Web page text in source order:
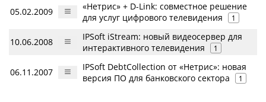
05.02.2009
«Нетрис» + D-Link: совместное решение
для услуг цифрового телевидения
1
10.06.2008
IPSoft iStream: новый видеосервер для
интерактивного телевидения
1
06.11.2007
IPSoft DebtCollection от «Нетрис»: новая
версия ПО для банковского сектора
1